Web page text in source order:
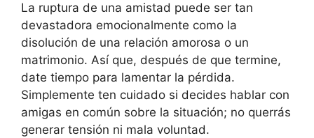
La ruptura de una amistad puede ser tan
devastadora emocionalmente como la
disolución de una relación amorosa o un
matrimonio. Así que, después de que termine,
date tiempo para lamentar la pérdida.
Simplemente ten cuidado si decides hablar con
amigas en común sobre la situación; no querrás
generar tensión ni mala voluntad.